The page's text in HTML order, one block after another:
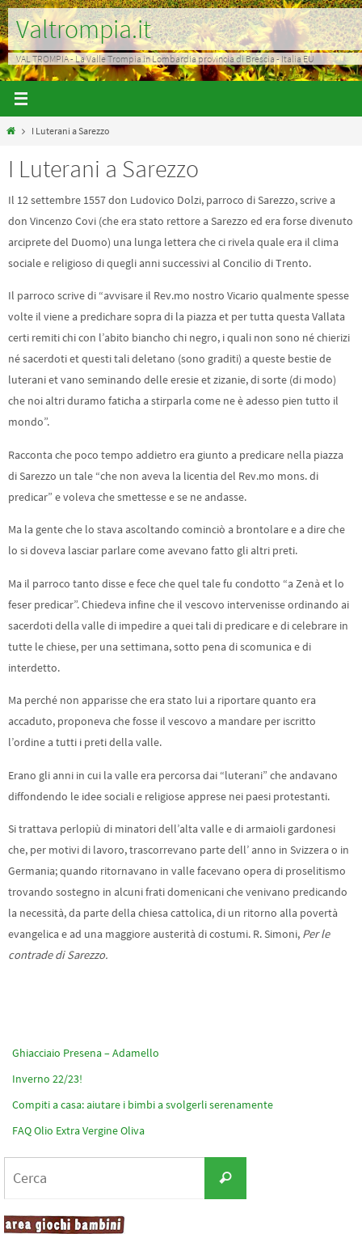
Salta
al
contenuto
Valtrompia.it
VAL TROMPIA - La Valle Trompia in Lombardia provincia di Brescia - Italia EU
HomeI Luterani a Sarezzo
I Luterani a Sarezzo
Il 12 settembre 1557 don Ludovico Dolzi, parroco di Sarezzo, scrive a
don Vincenzo Covi (che era stato rettore a Sarezzo ed era forse divenuto
arciprete del Duomo) una lunga lettera che ci rivela quale era il clima
sociale e religioso di quegli anni successivi al Concilio di Trento.
Il parroco scrive di “avvisare il Rev.mo nostro Vicario qualmente spesse
volte il viene a predichare sopra di la piazza et per tutta questa Vallata
certi remiti chi con l’abito biancho chi negro, i quali non sono né chierizi
né sacerdoti et questi tali deletano (sono graditi) a queste bestie de
luterani et vano seminando delle eresie et zizanie, di sorte (di modo)
che noi altri duramo faticha a stirparla come ne è adesso pien tutto il
mondo”.
Racconta che poco tempo addietro era giunto a predicare nella piazza
di Sarezzo un tale “che non aveva la licentia del Rev.mo mons. di
predicar” e voleva che smettesse e se ne andasse.
Ma la gente che lo stava ascoltando cominciò a brontolare e a dire che
lo si doveva lasciar parlare come avevano fatto gli altri preti.
Ma il parroco tanto disse e fece che quel tale fu condotto “a Zenà et lo
feser predicar”. Chiedeva infine che il vescovo intervenisse ordinando ai
sacerdoti della valle di impedire a quei tali di predicare e di celebrare in
tutte le chiese, per una settimana, sotto pena di scomunica e di
interdetto.
Ma perché non apparisse che era stato lui a riportare quanto era
accaduto, proponeva che fosse il vescovo a mandare per iscritto
l’ordine a tutti i preti della valle.
Erano gli anni in cui la valle era percorsa dai “luterani” che andavano
diffondendo le idee sociali e religiose apprese nei paesi protestanti.
Si trattava perlopiù di minatori dell’alta valle e di armaioli gardonesi
che, per motivi di lavoro, trascorrevano parte dell’ anno in Svizzera o in
Germania; quando ritornavano in valle facevano opera di proselitismo
trovando sostegno in alcuni frati domenicani che venivano predicando
la necessità, da parte della chiesa cattolica, di un ritorno alla povertà
evangelica e ad una maggiore austerità di costumi. R. Simoni, Per le
contrade di Sarezzo.
Ghiacciaio Presena – Adamello
Inverno 22/23!
Compiti a casa: aiutare i bimbi a svolgerli serenamente
FAQ Olio Extra Vergine Oliva
Cerca